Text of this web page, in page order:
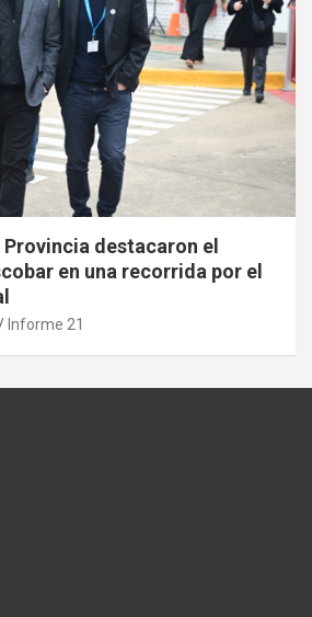
destacaron el
en una recorrida por el
Informe 21